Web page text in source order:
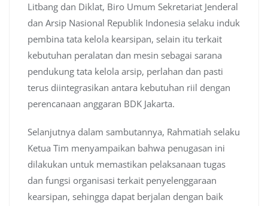
Litbang dan Diklat, Biro Umum Sekretariat Jenderal
dan Arsip Nasional Republik Indonesia selaku induk
pembina tata kelola kearsipan, selain itu terkait
kebutuhan peralatan dan mesin sebagai sarana
pendukung tata kelola arsip, perlahan dan pasti
terus diintegrasikan antara kebutuhan riil dengan
perencanaan anggaran BDK Jakarta.
Selanjutnya dalam sambutannya, Rahmatiah selaku
Ketua Tim menyampaikan bahwa penugasan ini
dilakukan untuk memastikan pelaksanaan tugas
dan fungsi organisasi terkait penyelenggaraan
kearsipan, sehingga dapat berjalan dengan baik